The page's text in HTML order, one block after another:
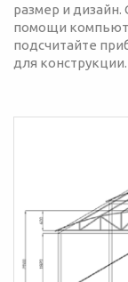
размер и
помощи
подсчитайте
для конструкции.